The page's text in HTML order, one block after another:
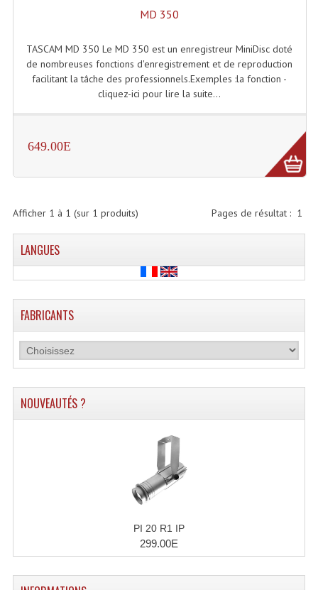
Cellule (s)
Diamants
Pieds D'enceintes
Compresseurs , Limiteurs , Noise Gate
Enceintes Et Caissons Basses
Enceintes Amplifiées Actives
Enceintes, Système Amplifiés
Caisson De Basse Amplifié
Caissons De Basses
Enceintes (Ecoutes De Studio)
MD 350
TASCAM MD 350 Le MD 350 est un enregistreur MiniDisc doté
de nombreuses fonctions d'enregistrement et de reproduction
facilitant la tâche des professionnels.Exemples :la fonction -
cliquez-ici pour lire la suite...
649.00E
Pages de résultat : 1
Afficher 1 à 1 (sur 1 produits)
LANGUES
FABRICANTS
NOUVEAUTÉS ?
PI 20 R1 IP
299.00E